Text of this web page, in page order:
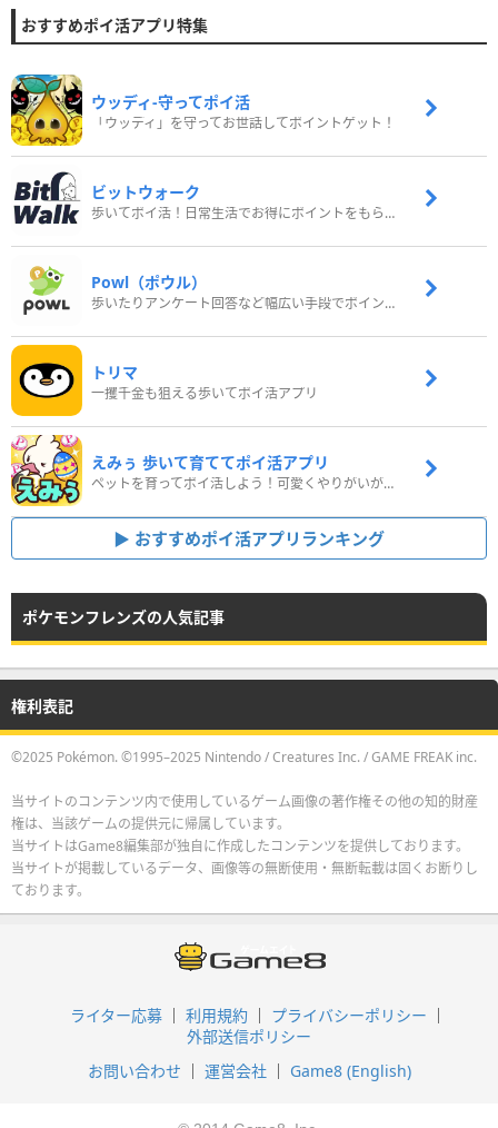
おすすめポイ活アプリ特集
ウッディ‐守ってポイ活
「ウッディ」を守ってお世話してポイントゲット！
ビットウォーク
歩いてポイ活！日常生活でお得にポイントをもらおう
Powl（ポウル）
歩いたりアンケート回答など幅広い手段でポイントをゲット
トリマ
一攫千金も狙える歩いてポイ活アプリ
えみぅ 歩いて育ててポイ活アプリ
ペットを育ってポイ活しよう！可愛くやりがいがある新感覚アプリ
おすすめポイ活アプリランキング
ポケモンフレンズの人気記事
権利表記
©2025 Pokémon. ©1995–2025 Nintendo / Creatures Inc. / GAME FREAK inc.
当サイトのコンテンツ内で使用しているゲーム画像の著作権その他の知的財産
権は、当該ゲームの提供元に帰属しています。
当サイトはGame8編集部が独自に作成したコンテンツを提供しております。
当サイトが掲載しているデータ、画像等の無断使用・無断転載は固くお断りし
ております。
ライター応募 利用規約
プライバシーポリシー
外部送信ポリシー
お問い合わせ
運営会社 Game8 (English)